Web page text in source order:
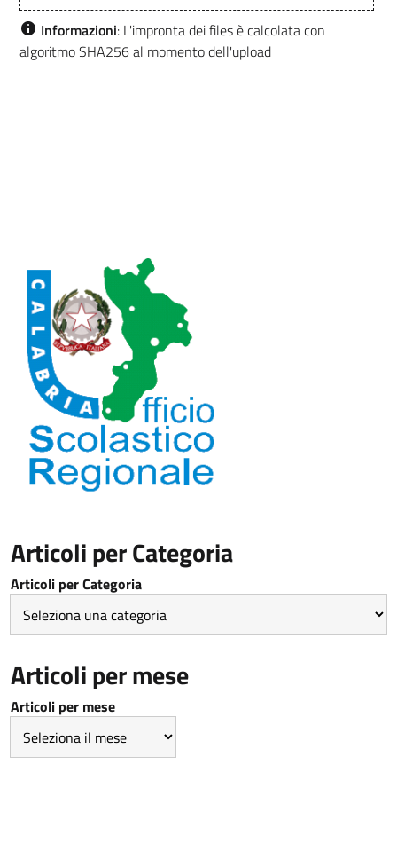
Informazioni: L'impronta dei files è calcolata con
algoritmo SHA256 al momento dell'upload
Articoli per Categoria
Articoli per Categoria
Articoli per mese
Articoli per mese